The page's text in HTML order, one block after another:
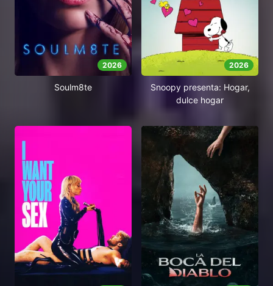
2026
Soulm8te
2026
Snoopy presenta: Hogar,
dulce hogar